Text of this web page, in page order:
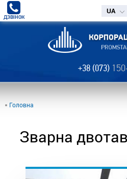
ДЗВІНОК
UA
+38 (073)
Головна
Зварна